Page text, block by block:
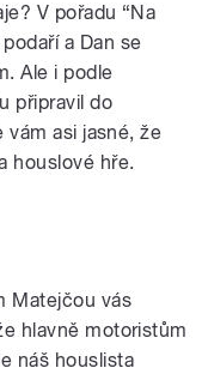
V pořadu “Na
a Dan se
Ale i podle
připravil do
asi jasné, že
houslové hře.
Matejčou vás
hlavně motoristům
náš houslista